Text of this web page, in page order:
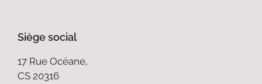
Siège social
17 Rue Océane,
CS 20316